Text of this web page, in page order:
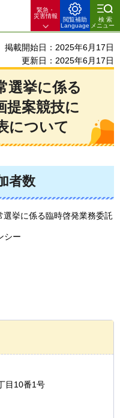
緊急・
災害情報
閲覧補助
Language
検索
メニュー
掲載開始日：2025年6月17日
更新日：2025年6月17日
選挙に係る
提案競技に
について
者数
挙に係る臨時啓発業務委託
シー
目10番1号